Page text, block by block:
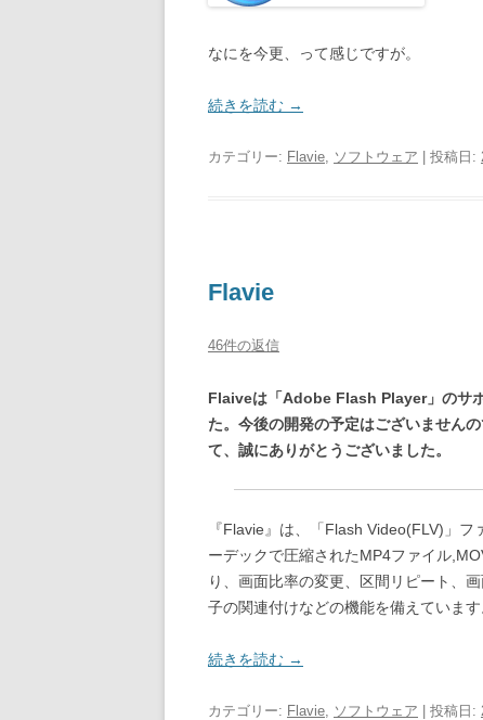
なにを今更、って感じですが。
続きを読む →
カテゴリー: Flavie, ソフトウェア | 投稿日:
Flavie
46件の返信
Flaiveは「Adobe Flash Player」のサ
た。今後の開発の予定はございません
て、誠にありがとうございました。
『Flavie』は、「Flash Video(FLV)」
ーデックで圧縮されたMP4ファイル
り、画面比率の変更、区間リピート、
子の関連付けなどの機能を備えています
続きを読む →
カテゴリー: Flavie, ソフトウェア | 投稿日: